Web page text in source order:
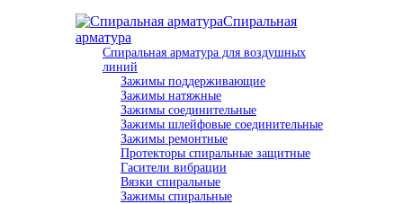
Спиральная
арматура
Спиральная арматура для воздушных
линий
Зажимы поддерживающие
Зажимы натяжные
Зажимы соединительные
Зажимы шлейфовые соединительные
Зажимы ремонтные
Протекторы спиральные защитные
Гасители вибрации
Вязки спиральные
Зажимы спиральные